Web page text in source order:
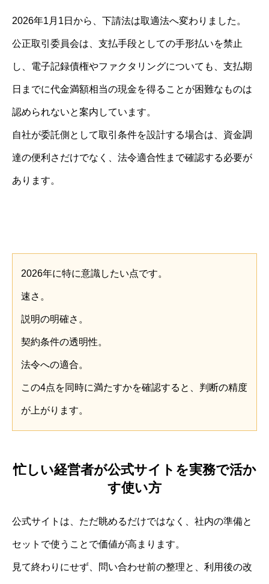
2026年1月1日から、下請法は取適法へ変わりました。
公正取引委員会は、支払手段としての手形払いを禁止
し、電子記録債権やファクタリングについても、支払期
日までに代金満額相当の現金を得ることが困難なものは
認められないと案内しています。
自社が委託側として取引条件を設計する場合は、資金調
達の便利さだけでなく、法令適合性まで確認する必要が
あります。
2026年に特に意識したい点です。
速さ。
説明の明確さ。
契約条件の透明性。
法令への適合。
この4点を同時に満たすかを確認すると、判断の精度
が上がります。
忙しい経営者が公式サイトを実務で活か
す使い方
公式サイトは、ただ眺めるだけではなく、社内の準備と
セットで使うことで価値が高まります。
見て終わりにせず、問い合わせ前の整理と、利用後の改